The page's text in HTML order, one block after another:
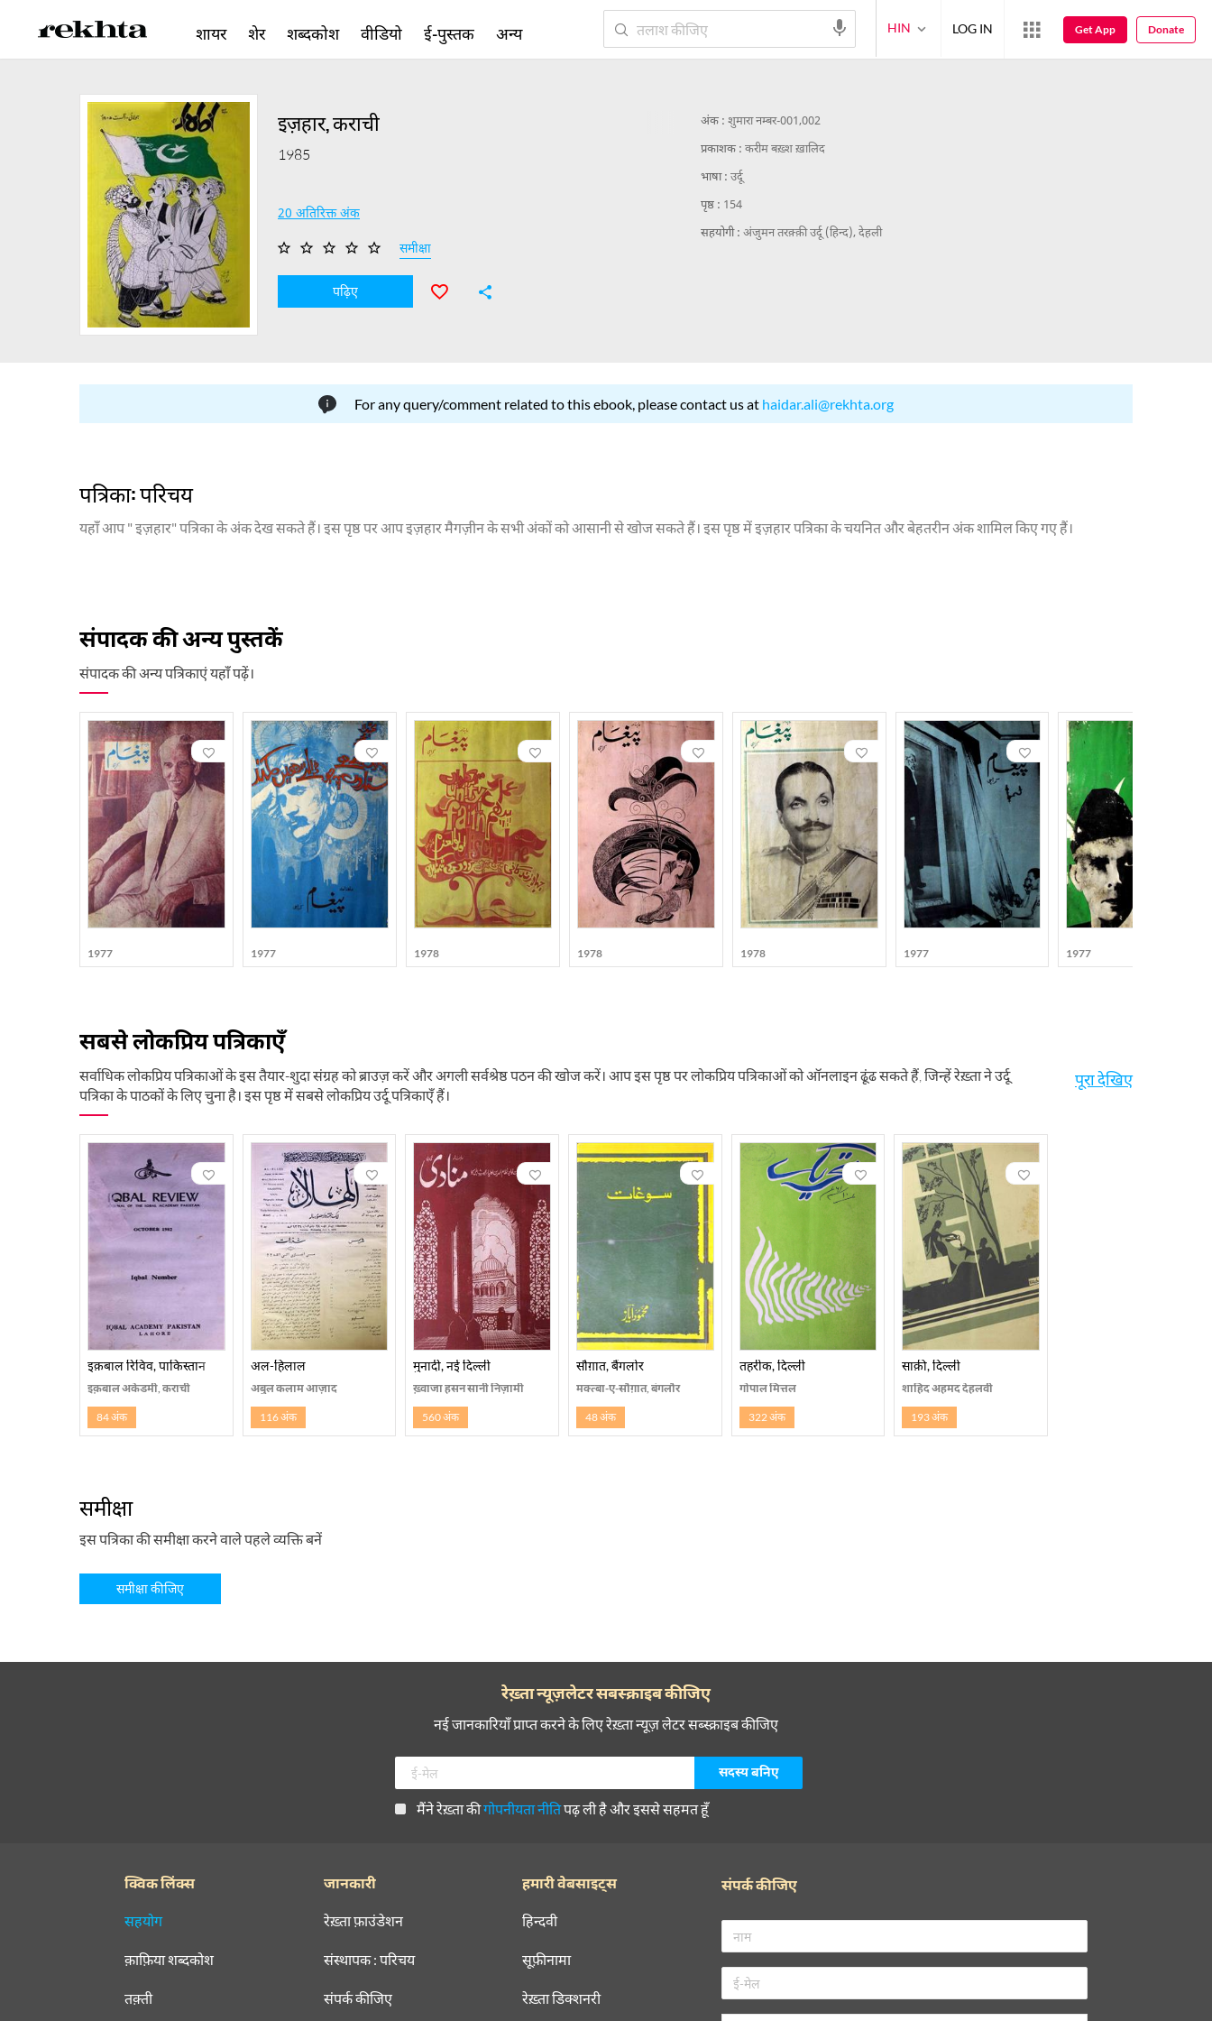
इज़हार, कराची
1985
20 अतिरिक्त अंक
समीक्षा
पढ़िए
अंक : शुमारा नम्बर-001,002
प्रकाशक : करीम बख़्श ख़ालिद
भाषा : उर्दू
पृष्ठ : 154
सहयोगी : अंजुमन तरक़्क़ी उर्दू (हिन्द), देहली
For any query/comment related to this ebook, please contact us at haidar.ali@rekhta.org
पत्रिका: परिचय
यहाँ आप " इज़हार" पत्रिका के अंक देख सकते हैं। इस पृष्ठ पर आप इज़हार मैगज़ीन के सभी अंकों को आसानी से खोज सकते हैं। इस पृष्ठ में इज़हार पत्रिका के चयनित और बेहतरीन अंक शामिल किए गए हैं।
संपादक की अन्य पुस्तकें
संपादक की अन्य पत्रिकाएं यहाँ पढ़ें।
1977 1977 1978 1978 1978 1977 1977
सबसे लोकप्रिय पत्रिकाएँ
सर्वाधिक लोकप्रिय पत्रिकाओं के इस तैयार-शुदा संग्रह को ब्राउज़ करें और अगली सर्वश्रेष्ठ पठन की खोज करें। आप इस पृष्ठ पर लोकप्रिय पत्रिकाओं को ऑनलाइन ढूंढ सकते हैं, जिन्हें रेख़्ता ने उर्दू
पत्रिका के पाठकों के लिए चुना है। इस पृष्ठ में सबसे लोकप्रिय उर्दू पत्रिकाएँ हैं।
पूरा देखिए
इक़बाल रिविव, पाकिस्तान
इक़बाल अकेडमी, कराची
84 अंक
अल-हिलाल
अबुल कलाम आज़ाद
116 अंक
मुनादी, नई दिल्ली
ख़्वाजा हसन सानी निज़ामी
560 अंक
सौग़ात, बैंगलोर
मक्त्बा-ए-सौग़ात, बंगलौर
48 अंक
तहरीक, दिल्ली
गोपाल मित्तल
322 अंक
साक़ी, दिल्ली
शाहिद अहमद देहलवी
193 अंक
समीक्षा
इस पत्रिका की समीक्षा करने वाले पहले व्यक्ति बनें
समीक्षा कीजिए
शायर शेर शब्दकोश वीडियो ई-पुस्तक अन्य HIN LOG IN Get App Donate
रेख़्ता न्यूज़लेटर सबस्क्राइब कीजिए
नई जानकारियाँ प्राप्त करने के लिए रेख़्ता न्यूज़ लेटर सब्स्क्राइब कीजिए
मैंने रेख़्ता कीगोपनीयता नीतिपढ़ ली है और इससे सहमत हूँ
क्विक लिंक्स
सहयोग
क़ाफ़िया शब्दकोश
तक़्ती
जानकारी
रेख़्ता फ़ाउंडेशन
संस्थापक : परिचय
संपर्क कीजिए
हमारी वेबसाइट्स
हिन्दवी
सूफ़ीनामा
रेख़्ता डिक्शनरी
संपर्क कीजिए